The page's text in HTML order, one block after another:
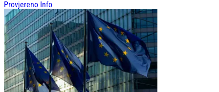
Provjereno Info